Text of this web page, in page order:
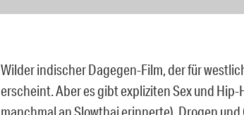
Wilder indischer Dagegen-Film, der für
erscheint. Aber es gibt expliziten Sex und
manchmal an Slowthai erinnerte), Drogen